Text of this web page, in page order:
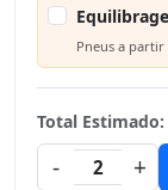
Pneus a partir
Total Estimado:
-
2 +